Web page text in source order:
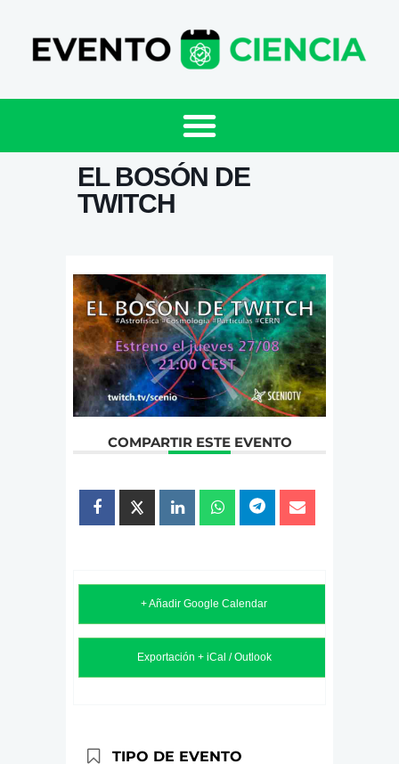
EL BOSÓN DE
TWITCH
COMPARTIR ESTE EVENTO
+ Añadir Google Calendar
Exportación + iCal / Outlook
TIPO DE EVENTO